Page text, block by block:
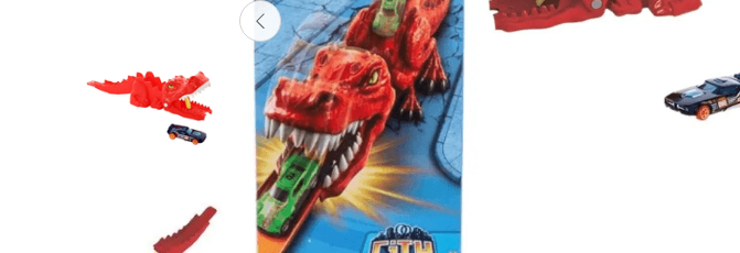
Vehículos y Pistas